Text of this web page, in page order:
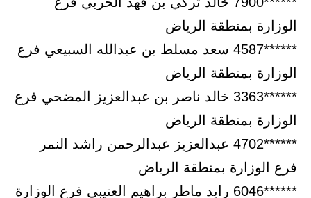
الوزارة بمنطقة الرياض
******4587 سعد مسلط بن عبدالله السبيعي فرع
الوزارة بمنطقة الرياض
******3363 خالد ناصر بن عبدالعزيز المضحي فرع
الوزارة بمنطقة الرياض
******4702 عبدالعزيز عبدالرحمن راشد النمر
فرع الوزارة بمنطقة الرياض
******6046 رايد ماطر براهيم العتيبي فرع الوزارة